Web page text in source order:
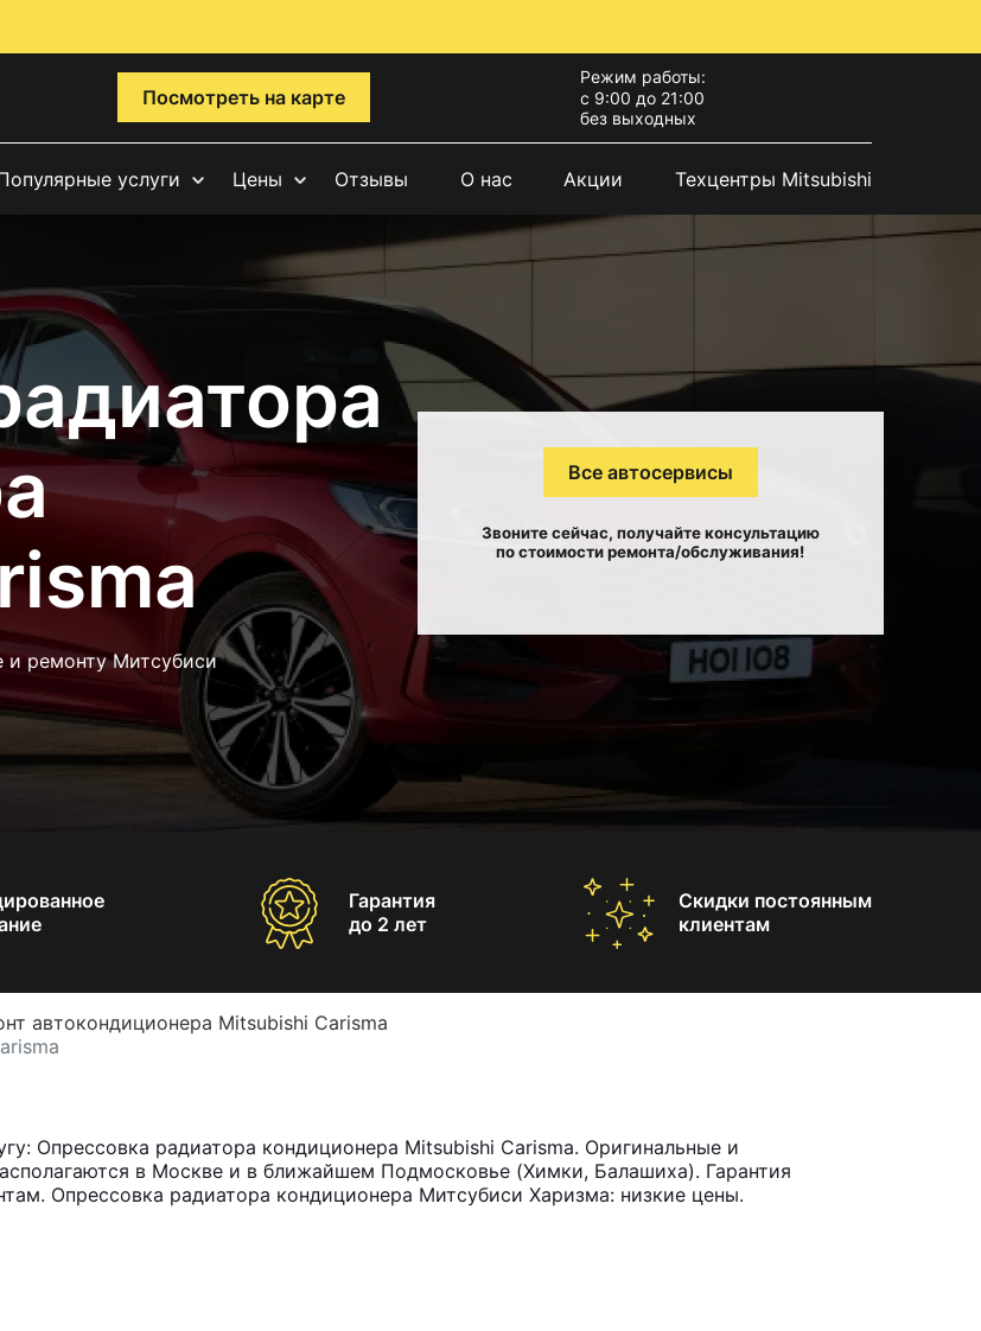
Посмотреть на карте
Режим работы:
с 9:00 до 21:00
без выходных
услуги Цены Отзывы О нас Акции Техцентры Mitsubishi
и ремонту Митсубиси
Все автосервисы
Звоните сейчас, получайте консультацию
по стоимости ремонта/обслуживания!
Гарантия
до 2 лет
Скидки постоянным
клиентам
автокондиционера Mitsubishi Carisma
Опрессовка радиатора кондиционера Mitsubishi Carisma. Оригинальные и
в Москве и в ближайшем Подмосковье (Химки, Балашиха). Гарантия
Опрессовка радиатора кондиционера Митсубиси Харизма: низкие цены.